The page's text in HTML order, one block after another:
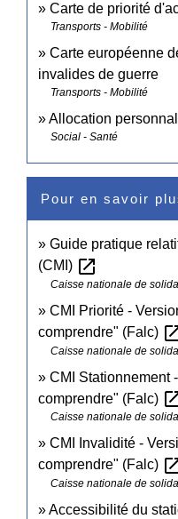
Carte de priorité
Transports - Mobilité
Carte européenne
invalides de guerre
Transports - Mobilité
Allocation
Social - Santé
Pour en savoir
Guide pratique
(CMI) open_in_new
Caisse nationale de
CMI Priorité -
comprendre" (Falc)
Caisse nationale de
CMI Stationnement
comprendre" (Falc)
Caisse nationale de
CMI Invalidité -
comprendre" (Falc)
Caisse nationale de
Accessibilité du